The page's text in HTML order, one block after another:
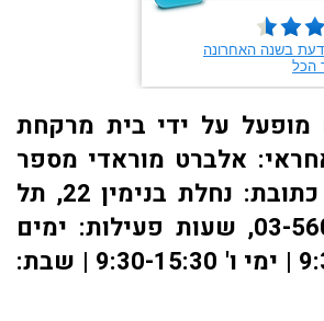
על ידי בית מרקחת
אלברט מוראדי מספר
רישיון: 3394, כתובת: ​נחלת בנימין 22, תל
אביב. 03-5609088, שעות פעילות: ימים
א-ה: 9:30-18:30 | ימי ו' 9:30-15:30 | שבת: